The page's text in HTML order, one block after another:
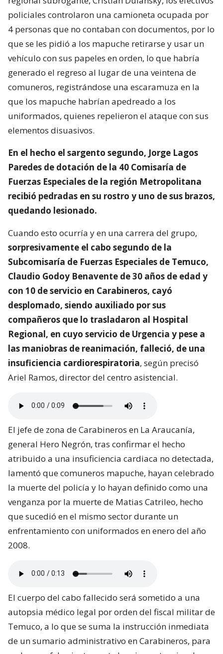
policiales controlaron una camioneta ocupada por
4 personas que no contaban con documentos, por lo
que se les pidió a los mapuche retirarse y usar un
vehículo con sus papeles en orden, lo que habría
generado el regreso al lugar de una veintena de
comuneros, registrándose una escaramuza en la
que los mapuche habrían apedreado a los
uniformados, quienes repelieron el ataque con sus
elementos disuasivos.
En el hecho el sargento segundo, Jorge Lagos
Paredes de dotación de la 40 Comisaría de
Fuerzas Especiales de la región Metropolitana
recibió pedradas en su rostro y uno de sus brazos,
quedando lesionado.
Cuando esto ocurría y en una carrera del grupo,
sorpresivamente el cabo segundo de la
Subcomisaría de Fuerzas Especiales de Temuco,
Claudio Godoy Benavente de 30 años de edad y
con 10 de servicio en Carabineros, cayó
desplomado, siendo auxiliado por sus
compañeros que lo trasladaron al Hospital
Regional, en cuyo servicio de Urgencia y pese a
las maniobras de reanimación, falleció, de una
insuficiencia cardiorespiratoria, según precisó
Ariel Ramos, director del centro asistencial.
El jefe de zona de Carabineros en La Araucanía,
general Hero Negrón, tras confirmar el hecho
atribuido a una insuficiencia cardiaca no detectada,
lamentó que comuneros mapuche, hayan celebrado
la muerte del policía y lo hayan definido como una
venganza por la muerte de Matias Catrileo, hecho
que sucedió en el mismo sector durante un
enfrentamiento con uniformados en enero del año
2008.
El cuerpo del cabo fallecido será sometido a una
autopsia médico legal por orden del fiscal militar de
Temuco, a lo que se suma la instrucción inmediata
de un sumario administrativo en Carabineros, para